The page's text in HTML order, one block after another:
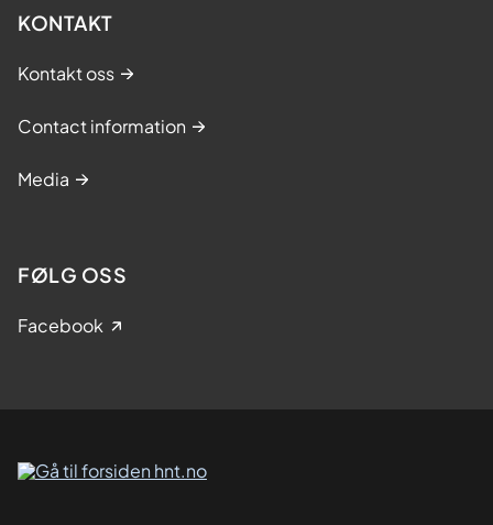
KONTAKT
Kontakt oss
Contact information
Media
FØLG OSS
Facebook